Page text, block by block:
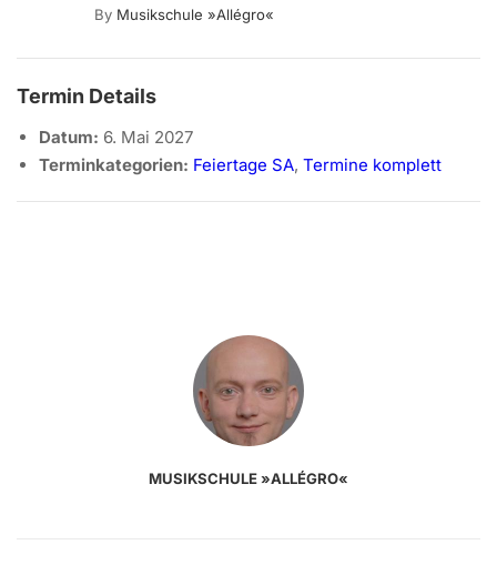
By Musikschule »allégro«
Termin Details
Datum: 6. Mai 2027
Terminkategorien: Feiertage SA, Termine komplett
MUSIKSCHULE »ALLÉGRO«